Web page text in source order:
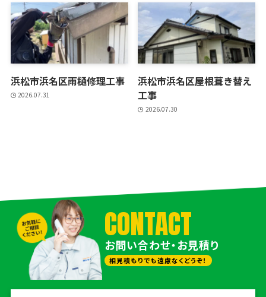
浜松市浜名区雨樋修理工事
2026.07.31
浜松市浜名区屋根葺き替え
工事
2026.07.30
CONTACT
お問い合わせ・お見積り
相見積もりでも遠慮なくどうぞ！